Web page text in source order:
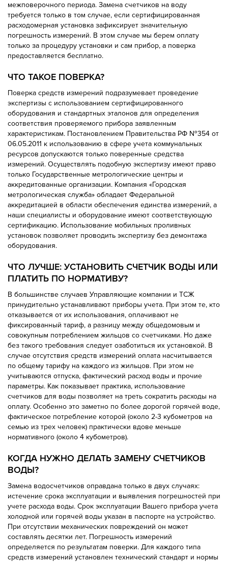
межповерочного периода. Замена счетчиков на воду
требуется только в том случае, если сертифицированная
расходомерная установка зафиксирует значительную
погрешность измерений. В этом случае мы берем оплату
только за процедуру установки и сам прибор, а поверка
предоставляется бесплатно.
ЧТО ТАКОЕ ПОВЕРКА?
Поверка средств измерений подразумевает проведение
экспертизы с использованием сертифицированного
оборудования и стандартных эталонов для определения
соответствия проверяемого прибора заявленным
характеристикам. Постановлением Правительства РФ №354 от
06.05.2011 к использованию в сфере учета коммунальных
ресурсов допускаются только поверенные средства
измерений. Осуществлять подобную экспертизу имеют право
только Государственные метрологические центры и
аккредитованные организации. Компания «Городская
метрологическая служба» обладает Федеральной
аккредитацией в области обеспечения единства измерений, а
наши специалисты и оборудование имеют соответствующую
сертификацию. Использование мобильных проливных
установок позволяет проводить экспертизу без демонтажа
оборудования.
ЧТО ЛУЧШЕ: УСТАНОВИТЬ СЧЕТЧИК ВОДЫ ИЛИ
ПЛАТИТЬ ПО НОРМАТИВУ?
В большинстве случаев Управляющие компании и ТСЖ
принудительно устанавливают приборы учета. При этом те, кто
отказывается от их использования, оплачивают не
фиксированный тариф, а разницу между общедомовым и
совокупным потреблением жильцов со счетчиками. Но даже
без такого требования следует озаботиться их установкой. В
случае отсутствия средств измерений оплата насчитывается
по общему тарифу на каждого из жильцов. При этом не
учитываются отпуска, фактический расход воды и прочие
параметры. Как показывает практика, использование
счетчиков для воды позволяет на треть сократить расходы на
оплату. Особенно это заметно по более дорогой горячей воде,
фактическое потребление которой (около 2-3 кубометров на
семью из трех человек) практически вдове меньше
нормативного (около 4 кубометров).
КОГДА НУЖНО ДЕЛАТЬ ЗАМЕНУ СЧЕТЧИКОВ
ВОДЫ?
Замена водосчетчиков оправдана только в двух случаях:
истечение срока эксплуатации и выявления погрешностей при
учете расхода воды. Срок эксплуатации Вашего прибора учета
холодной или горячей воды указан в паспорте на устройство.
При отсутствии механических повреждений он может
составлять десятки лет. Погрешность измерений
определяется по результатам поверки. Для каждого типа
средств измерений установлен технический стандарт и нормы